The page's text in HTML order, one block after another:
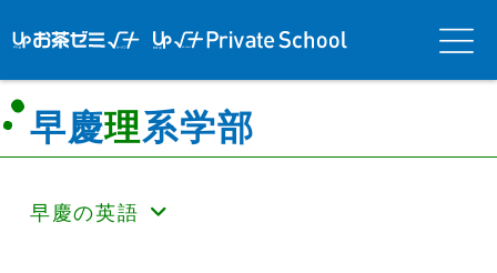
ミ√＋（ルー
（ルータス）PS
メニ
ュー
早慶理系学部
早慶の英語